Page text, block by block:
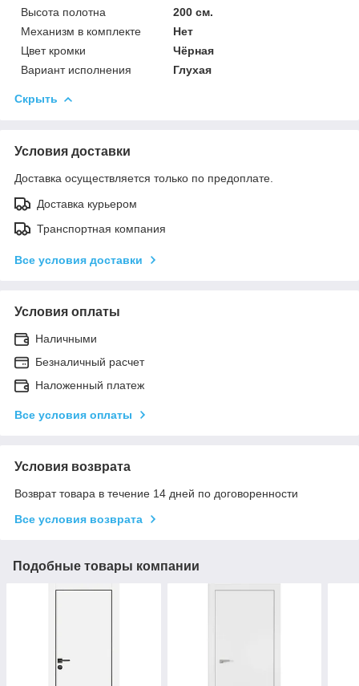
Высота полотна
200 см.
Механизм в комплекте
Нет
Цвет кромки
Чёрная
Вариант исполнения
Глухая
Скрыть
Условия доставки
Доставка осуществляется только по предоплате.
Доставка курьером
Транспортная компания
Все условия доставки
Условия оплаты
Наличными
Безналичный расчет
Наложенный платеж
Все условия оплаты
Условия возврата
Возврат товара в течение 14 дней по договоренности
Все условия возврата
Подобные товары компании